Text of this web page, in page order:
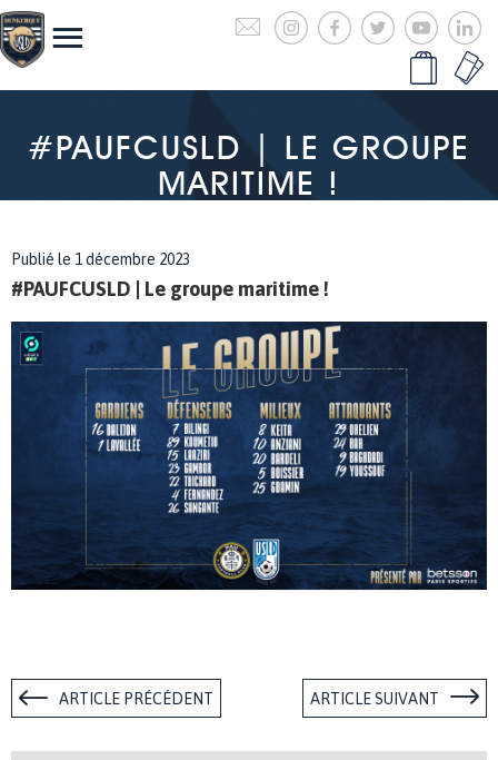
#PAUFCUSLD | LE GROUPE
MARITIME !
Publié le 1 décembre 2023
#PAUFCUSLD | Le groupe maritime !
ARTICLE PRÉCÉDENT ARTICLE SUIVANT